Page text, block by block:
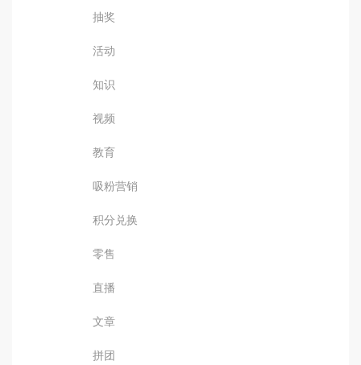
抽奖
活动
知识
视频
教育
吸粉营销
积分兑换
零售
直播
文章
拼团